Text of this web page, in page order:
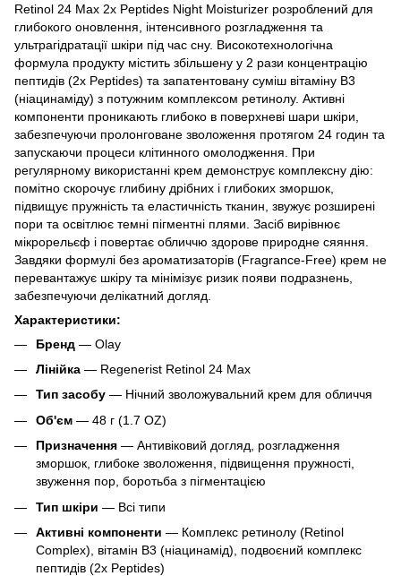
Retinol 24 Max 2x Peptides Night Moisturizer розроблений для
глибокого оновлення, інтенсивного розгладження та
ультрагідратації шкіри під час сну. Високотехнологічна
формула продукту містить збільшену у 2 рази концентрацію
пептидів (2x Peptides) та запатентовану суміш вітаміну B3
(ніацинаміду) з потужним комплексом ретинолу. Активні
компоненти проникають глибоко в поверхневі шари шкіри,
забезпечуючи пролонговане зволоження протягом 24 годин та
запускаючи процеси клітинного омолодження. При
регулярному використанні крем демонструє комплексну дію:
помітно скорочує глибину дрібних і глибоких зморшок,
підвищує пружність та еластичність тканин, звужує розширені
пори та освітлює темні пігментні плями. Засіб вирівнює
мікрорельєф і повертає обличчю здорове природне сяяння.
Завдяки формулі без ароматизаторів (Fragrance-Free) крем не
перевантажує шкіру та мінімізує ризик появи подразнень,
забезпечуючи делікатний догляд.
Характеристики:
Бренд — Olay
Лінійка — Regenerist Retinol 24 Max
Тип засобу — Нічний зволожувальний крем для обличчя
Об'єм — 48 г (1.7 OZ)
Призначення — Антивіковий догляд, розгладження
зморшок, глибоке зволоження, підвищення пружності,
звуження пор, боротьба з пігментацією
Тип шкіри — Всі типи
Активні компоненти — Комплекс ретинолу (Retinol
Complex), вітамін B3 (ніацинамід), подвоєний комплекс
пептидів (2x Peptides)